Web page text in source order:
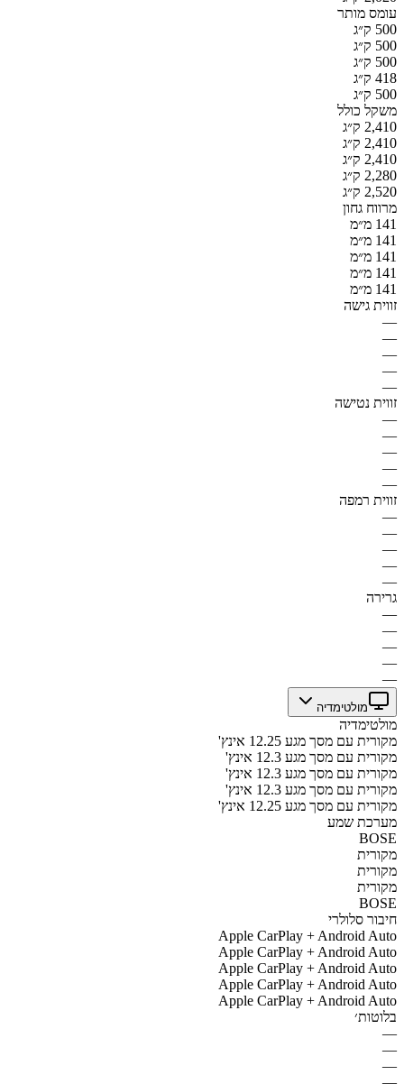
עומס מותר
500 ק״ג
500 ק״ג
500 ק״ג
418 ק״ג
500 ק״ג
משקל כולל
2,410 ק״ג
2,410 ק״ג
2,410 ק״ג
2,280 ק״ג
2,520 ק״ג
מרווח גחון
141 מ״מ
141 מ״מ
141 מ״מ
141 מ״מ
141 מ״מ
זווית גישה
—
—
—
—
—
זווית נטישה
—
—
—
—
—
זווית רמפה
—
—
—
—
—
גרירה
—
—
—
—
—
מולטימדיה
מולטימדיה
מקורית עם מסך מגע 12.25 אינץ'
מקורית עם מסך מגע 12.3 אינץ'
מקורית עם מסך מגע 12.3 אינץ'
מקורית עם מסך מגע 12.3 אינץ'
מקורית עם מסך מגע 12.25 אינץ'
מערכת שמע
BOSE
מקורית
מקורית
מקורית
BOSE
חיבור סלולרי
Apple CarPlay + Android Auto
Apple CarPlay + Android Auto
Apple CarPlay + Android Auto
Apple CarPlay + Android Auto
Apple CarPlay + Android Auto
בלוטות׳
—
—
—